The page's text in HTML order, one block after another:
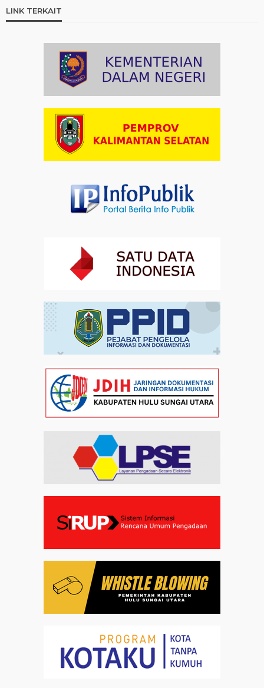
Ini Teks Lengkap Doa Kebangsaan Umat Kristen
Protestan di Monas
Artikel
Paduan Suara yang Menyatukan Harapan untuk
Indonesia
Dalam Zikir dan Doa Kebangsaan, Tio Menemukan
Makna Keberagaman
Artikel 01-08-2026 18:00
Kebangsaan di Monas
Pandang terhadap Penyandang Disabilitas
LINK TERKAIT